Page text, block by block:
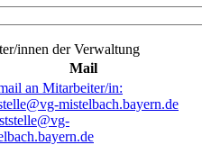
innen der Verwaltung
Mail